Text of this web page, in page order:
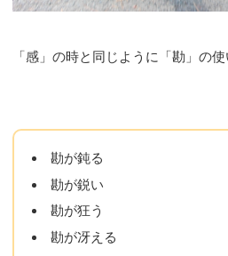
「感」の時と同じように「勘」の
勘が鈍る
勘が鋭い
勘が狂う
勘が冴える